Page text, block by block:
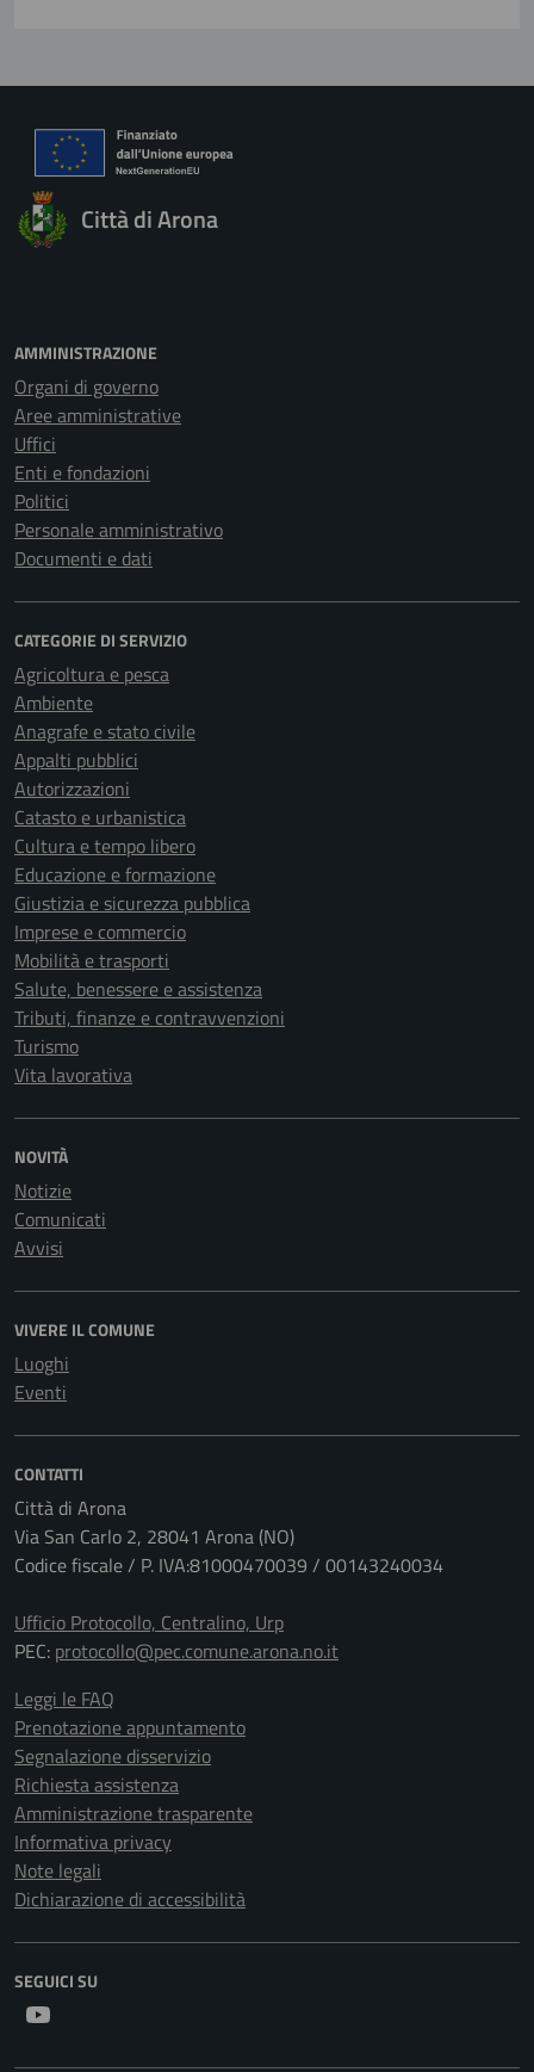
Città di Arona
AMMINISTRAZIONE
Organi di governo
Aree amministrative
Uffici
Enti e fondazioni
Politici
Personale amministrativo
Documenti e dati
CATEGORIE DI SERVIZIO
Agricoltura e pesca
Ambiente
Anagrafe e stato civile
Appalti pubblici
Autorizzazioni
Catasto e urbanistica
Cultura e tempo libero
Educazione e formazione
Giustizia e sicurezza pubblica
Imprese e commercio
Mobilità e trasporti
Salute, benessere e assistenza
Tributi, finanze e contravvenzioni
Turismo
Vita lavorativa
NOVITÀ
Notizie
Comunicati
Avvisi
VIVERE IL COMUNE
Luoghi
Eventi
CONTATTI
Città di Arona
Via San Carlo 2, 28041 Arona (NO)
Codice fiscale / P. IVA:81000470039 / 00143240034
Ufficio Protocollo, Centralino, Urp
PEC: protocollo@pec.comune.arona.no.it
Leggi le FAQ
Prenotazione appuntamento
Segnalazione disservizio
Richiesta assistenza
Amministrazione trasparente
Informativa privacy
Note legali
Dichiarazione di accessibilità
SEGUICI SU